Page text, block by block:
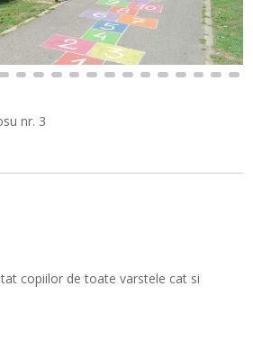
nr. 3
copiilor de toate varstele cat si